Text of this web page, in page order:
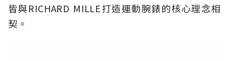
皆與RICHARD MILLE打造運動腕錶的核心理念相
契。